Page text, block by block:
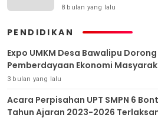
8 bulan yang lalu
PENDIDIKAN
Expo UMKM Desa Bawalipu
Pemberdayaan Ekonomi
3 bulan yang lalu
Acara Perpisahan UPT SMPN 6
Tahun Ajaran 2023-2026